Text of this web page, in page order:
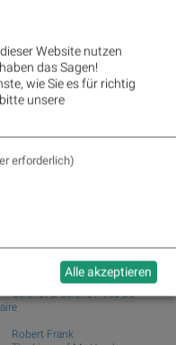
Wirecard, Manz, Nemetschek, GFT
Scout24, Infineon, DAIMLER
HLD...,...
ab
Social Club Board
Galerist & Galerie Filles du
Robert Frank
Website nutzen
das Sagen!
wie Sie es für richtig
unsere
erforderlich)
Alle akzeptieren